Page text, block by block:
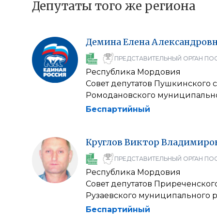
Депутаты того же региона
ДеминаЕлена
ПРЕДСТАВИТЕЛЬНЫЙ ОРГАН
Республика Мордовия
Совет депутатов Пушкинского
Ромодановского
Беспартийный
Круглов Виктор
ПРЕДСТАВИТЕЛЬНЫЙ ОРГАН
Республика Мордовия
Совет депутатов
Рузаевского муниципального
Беспартийный